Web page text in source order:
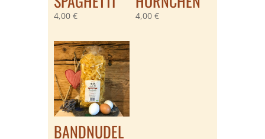
4,00 € 4,00€
BANDNUDEL